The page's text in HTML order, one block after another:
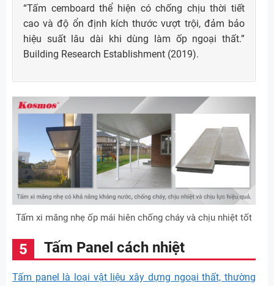
“Tấm cemboard thể hiện có chống chịu thời tiết
cao và độ ổn định kích thước vượt trội, đảm bảo
hiệu suất lâu dài khi dùng làm ốp ngoại thất.”
Building Research Establishment (2019).
Tấm xi măng nhẹ ốp mái hiên chống cháy và chịu nhiệt tốt
Tấm Panel cách nhiệt
Tấm panel là loại vật liệu xây dựng ngoại thất, thường